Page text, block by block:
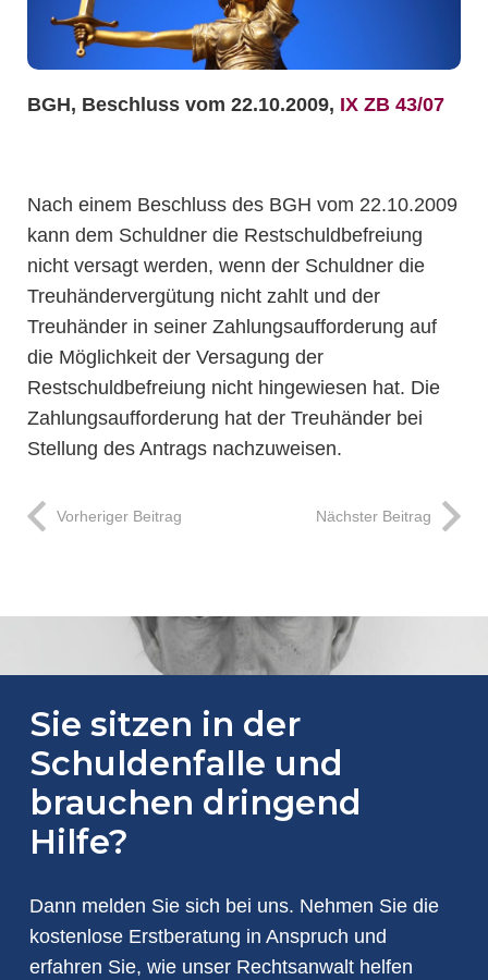
BGH, Beschluss vom 22.10.2009, IX ZB 43/07
Nach einem Beschluss des BGH vom 22.10.2009
kann dem Schuldner die Restschuldbefreiung
nicht versagt werden, wenn der Schuldner die
Treuhändervergütung nicht zahlt und der
Treuhänder in seiner Zahlungsaufforderung auf
die Möglichkeit der Versagung der
Restschuldbefreiung nicht hingewiesen hat. Die
Zahlungsaufforderung hat der Treuhänder bei
Stellung des Antrags nachzuweisen.
Vorheriger Beitrag Nächster Beitrag
Sie sitzen in der
Schuldenfalle und
brauchen dringend
Hilfe?
Dann melden Sie sich bei uns. Nehmen Sie die
kostenlose Erstberatung in Anspruch und
erfahren Sie, wie unser Rechtsanwalt helfen